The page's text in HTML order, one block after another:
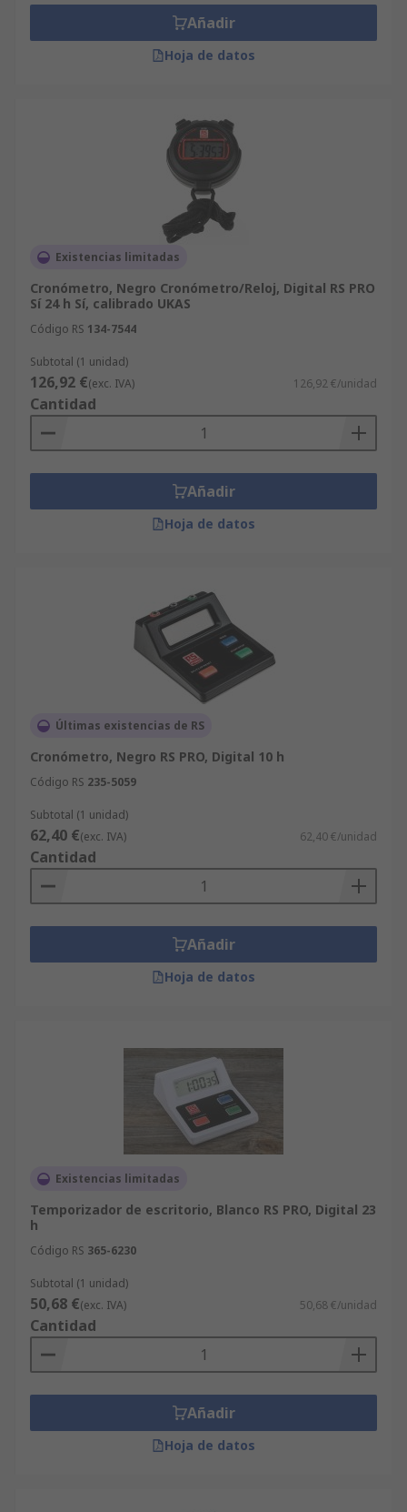
Añadir
Hoja de datos
Existencias limitadas
Cronómetro, Negro Cronómetro/Reloj, Digital RS PRO
Sí 24 h Sí, calibrado UKAS
Código RS 134-7544
Subtotal (1 unidad)
126,92 €(exc. IVA) 126,92 €/unidad
Cantidad
Añadir
Hoja de datos
Últimas existencias de RS
Cronómetro, Negro RS PRO, Digital 10 h
Código RS 235-5059
Subtotal (1 unidad)
62,40 €(exc. IVA) 62,40 €/unidad
Cantidad
Añadir
Hoja de datos
Existencias limitadas
Temporizador de escritorio, Blanco RS PRO, Digital 23
h
Código RS 365-6230
Subtotal (1 unidad)
50,68 €(exc. IVA) 50,68 €/unidad
Cantidad
Añadir
Hoja de datos